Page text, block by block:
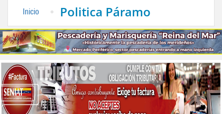
Inicio Politica Páramo